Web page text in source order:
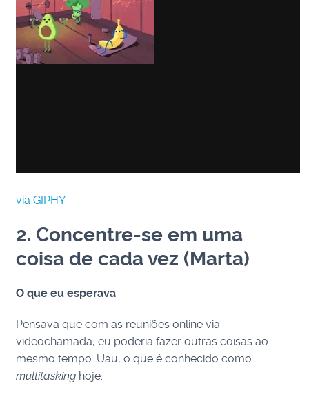
via GIPHY
2. Concentre-se em uma
coisa de cada vez (Marta)
O que eu esperava
Pensava que com as reuniões online via
videochamada, eu poderia fazer outras coisas ao
mesmo tempo. Uau, o que é conhecido como
multitasking hoje.